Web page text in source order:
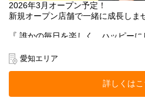
2026年3月オープン予定！
新規オープン店舗で一緒に成長しま
『 誰かの毎日を楽しく、ハッピーに
ストアに入っただけでワクワク楽し
いつ来ても新しいハッピーとサプラ
お客様にそんな体験をお届けできる
働くスタッフ自身がブランドのファ
愛知エリア
詳しくはこ